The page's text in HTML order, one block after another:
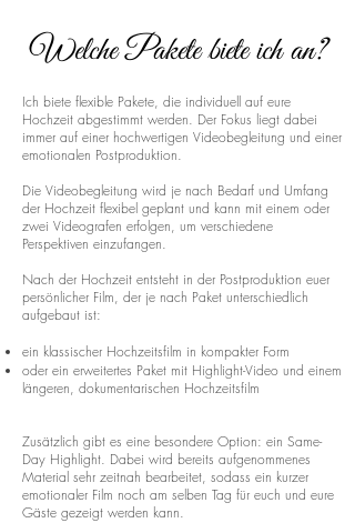
Welche Pakete biete ich an?
Ich biete flexible Pakete, die individuell auf eure
Hochzeit abgestimmt werden. Der Fokus liegt dabei
immer auf einer hochwertigen Videobegleitung und einer
emotionalen Postproduktion.
Die Videobegleitung wird je nach Bedarf und Umfang
der Hochzeit flexibel geplant und kann mit einem oder
zwei Videografen erfolgen, um verschiedene
Perspektiven einzufangen.
Nach der Hochzeit entsteht in der Postproduktion euer
persönlicher Film, der je nach Paket unterschiedlich
aufgebaut ist:
ein klassischer Hochzeitsfilm in kompakter Form
oder ein erweitertes Paket mit Highlight-Video und einem
längeren, dokumentarischen Hochzeitsfilm
Zusätzlich gibt es eine besondere Option: ein Same-
Day Highlight. Dabei wird bereits aufgenommenes
Material sehr zeitnah bearbeitet, sodass ein kurzer
emotionaler Film noch am selben Tag für euch und eure
Gäste gezeigt werden kann.